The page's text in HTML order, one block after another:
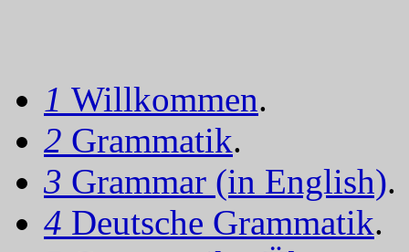
1 Willkommen.
2 Grammatik.
3 Grammar (in English).
4 Deutsche Grammatik.